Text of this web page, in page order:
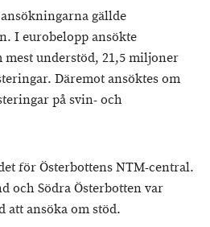
gällde
I eurobelopp ansökte
mest understöd, 21,5 miljoner
Däremot ansöktes om
på svin- och
för Österbottens NTM-central.
och Södra Österbotten var
att ansöka om stöd.